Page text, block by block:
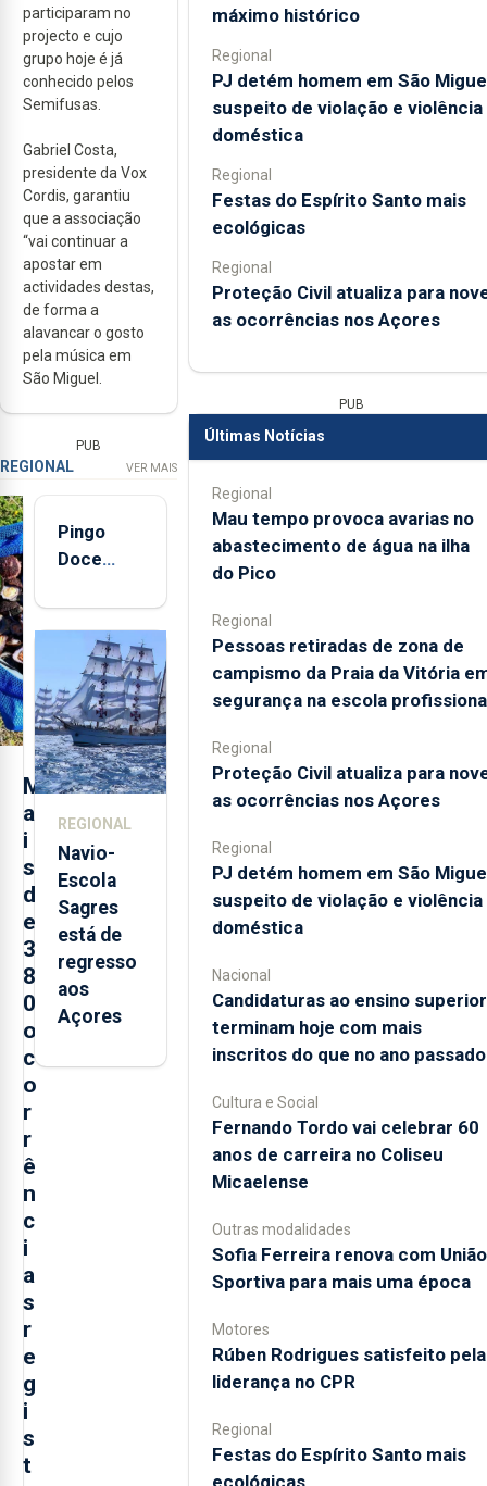
participaram no
projecto e cujo
grupo hoje é já
conhecido pelos
Semifusas.
Gabriel Costa,
presidente da Vox
Cordis, garantiu
que a associação
“vai continuar a
apostar em
actividades destas,
de forma a
alavancar o gosto
pela música em
São Miguel.
PUB
REGIONAL VER MAIS
M
a
i
s
d
e
3
8
0
o
c
o
r
r
ê
n
c
i
a
s
r
e
g
i
s
t
Pingo
Doce
quinta-
feira nova
loja em
São
Sebastião
e cria 30
postos de
REGIONAL
Navio-
Escola
Sagres
está de
regresso
aos
Açores
máximo histórico
Regional
PJ detém homem em São
suspeito de violação e violência
doméstica
Regional
Festas do Espírito Santo mais
ecológicas
Regional
Proteção Civil atualiza para
as ocorrências nos Açores
PUB
Últimas Notícias
Regional
Mau tempo provoca avarias no
abastecimento de água na ilha
do Pico
Regional
Pessoas retiradas de zona de
campismo da Praia da Vitória
segurança na escola
Regional
Proteção Civil atualiza para
as ocorrências nos Açores
Regional
PJ detém homem em São
suspeito de violação e violência
doméstica
Nacional
Candidaturas ao ensino superior
terminam hoje com mais
inscritos do que no ano passado
Cultura e Social
Fernando Tordo vai celebrar 60
anos de carreira no Coliseu
Micaelense
Outras modalidades
Sofia Ferreira renova com União
Sportiva para mais uma época
Motores
Rúben Rodrigues satisfeito pela
liderança no CPR
Regional
Festas do Espírito Santo mais
ecológicas